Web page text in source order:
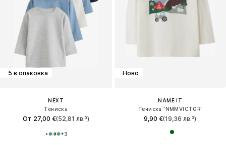
5 в опаковка
NEXT
Тениска
От 27,00 €(52,81 лв.³)
+3
Ново
NAME IT
Тениска 'NMMVICTOR'
9,90 €(19,36 лв.³)